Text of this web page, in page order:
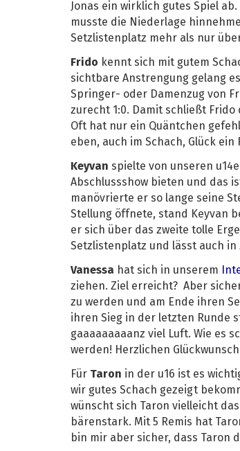
Jonas ein wirklich gutes Spiel
musste die Niederlage
Setzlistenplatz mehr als nur
Frido kennt sich mit gutem
sichtbare Anstrengung gelang
Springer- oder Damenzug von
zurecht 1:0. Damit schließt Frido
Oft hat nur ein Quäntchen
eben, auch im Schach, Glück ein
Keyvan spielte von unseren
Abschlussshow bieten und das
manövrierte er so lange seine
Stellung öffnete, stand Keyvan
er sich über das zweite tolle
Setzlistenplatz und lässt auch
Vanessa hat sich in unserem
ziehen. Ziel erreicht? Aber
zu werden und am Ende ihren
ihren Sieg in der letzten Runde
gaaaaaaaaanz viel Luft. Wie es
werden! Herzlichen
Für Taron in der u16 ist es
wir gutes Schach gezeigt
wünscht sich Taron vielleicht
bärenstark. Mit 5 Remis hat
bin mir aber sicher, dass Taron